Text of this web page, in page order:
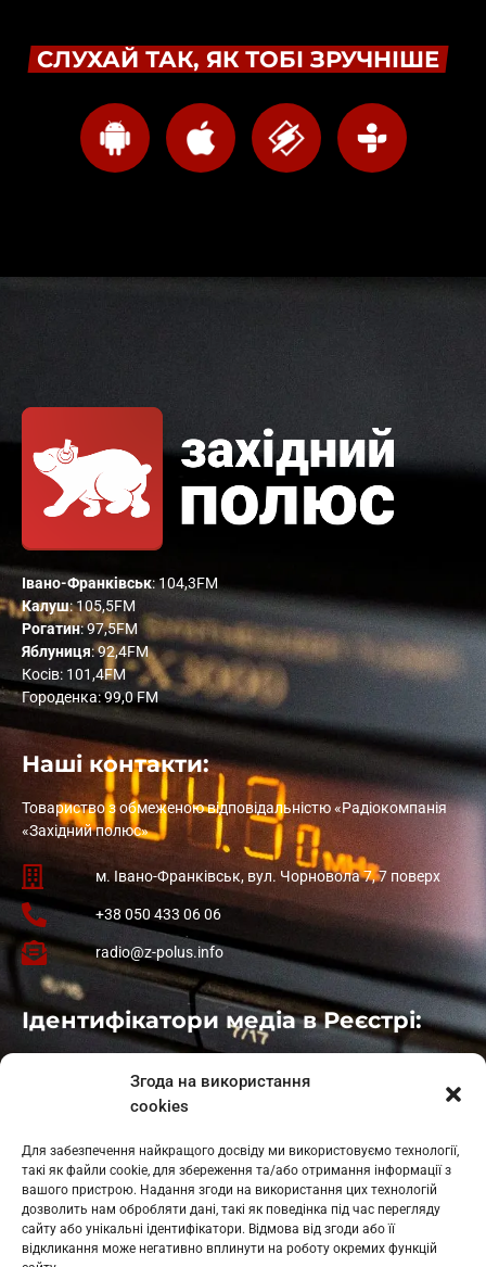
Згода на використання
cookies
Для забезпечення найкращого досвіду ми використовуємо технології,
такі як файли cookie, для збереження та/або отримання інформації з
вашого пристрою. Надання згоди на використання цих технологій
дозволить нам обробляти дані, такі як поведінка під час перегляду
сайту або унікальні ідентифікатори. Відмова від згоди або її
відкликання може негативно вплинути на роботу окремих функцій
СЛУХАЙ ТАК, ЯК ТОБІ ЗРУЧНІШЕ
Івано-Франківськ: 104,3FM
Калуш: 105,5FM
Рогатин: 97,5FM
Яблуниця: 92,4FM
Косів: 101,4FM
Городенка: 99,0 FM
Наші контакти:
Товариство з обмеженою відповідальністю «Радіокомпанія
«Західний полюс»
м. Івано-Франківськ, вул. Чорновола 7, 7 поверх
+38 050 433 06 06
radio@z-polus.info
Ідентифікатори медіа в Реєстрі:
: L11-01410
: L11-01801
Косів: L11-01805
Гарасимів: L11-02274